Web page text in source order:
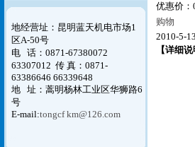
们，谢谢！
地经营址：昆明蓝天机电市场1
区A-50号
电 话：0871-67380072
63307012 传 真：0871-
63386646 66339648
地 址：蒿明杨林工业区华狮路6
号
E-mail:tongcf km@126.com
优惠价：
购物
2010-5-
【详细说